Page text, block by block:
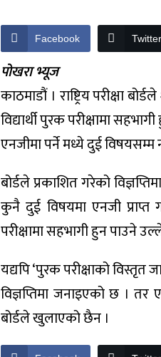
Facebook Twitter
पोखरा भ्यूज
काठमाडौं । राष्ट्रिय परीक्षा
विद्यार्थी पुरक परीक्षामा
एनजीमा पर्ने मध्ये दुई विषयसम्म
बोर्डले प्रकाशित गरेको
कुनै दुई विषयमा एनजी प्राप्त
परीक्षामा सहभागी हुन पाउने
यद्यपि ‘पुरक परीक्षाको
विज्ञप्तिमा जनाइएको छ ।
बोर्डले खुलाएको छैन ।